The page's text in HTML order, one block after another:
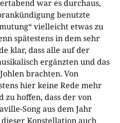
war es durchaus,
benutzte
vielleicht etwas zu
spätestens in dem sehr
klar, dass alle auf der
ergänzten und das
brachten. Von
hier keine Rede mehr
zu hoffen, dass der von
Song aus dem Jahr
dieser Konstellation auch